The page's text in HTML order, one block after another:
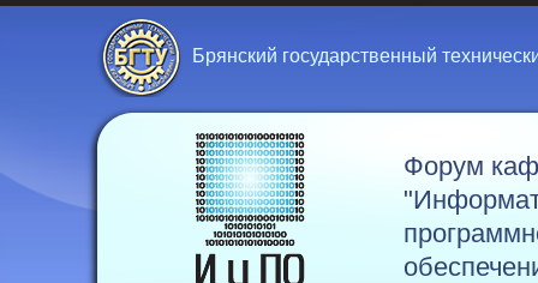
Брянский государственный
Форум